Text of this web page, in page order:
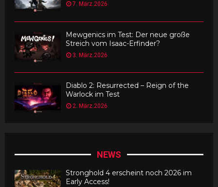
7. März 2026
Mewgenics im Test: Der neue große
Streich vom Isaac-Erfinder?
3. März 2026
Diablo 2: Resurrected – Reign of the
Warlock im Test
2. März 2026
NEWS
Stronghold 4 erscheint noch 2026 im
Early Access!